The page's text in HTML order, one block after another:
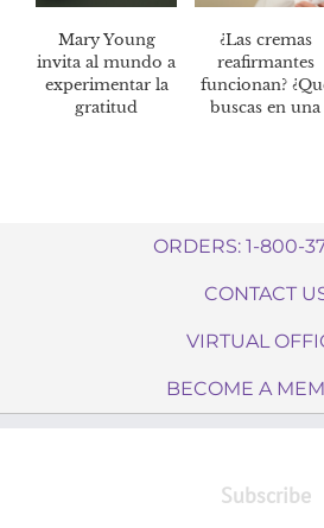
Mary Young
invita al mundo a
experimentar la
gratitud
¿Las cremas
reafirmantes
funcionan?
buscas en una
ORDERS: 1-800-
CONTACT
VIRTUAL
BECOME A
Subscribe